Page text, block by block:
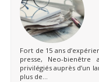
Fort de 15 ans
presse, Neo-
privilégiés auprès d’un
plus de...